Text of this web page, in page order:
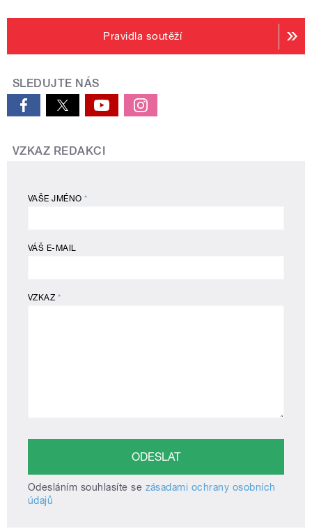
Pravidla soutěží
SLEDUJTE NÁS
VZKAZ REDAKCI
VAŠE JMÉNO*
VÁŠ E-MAIL
VZKAZ *
Odesláním souhlasíte se zásadami ochrany osobních
údajů